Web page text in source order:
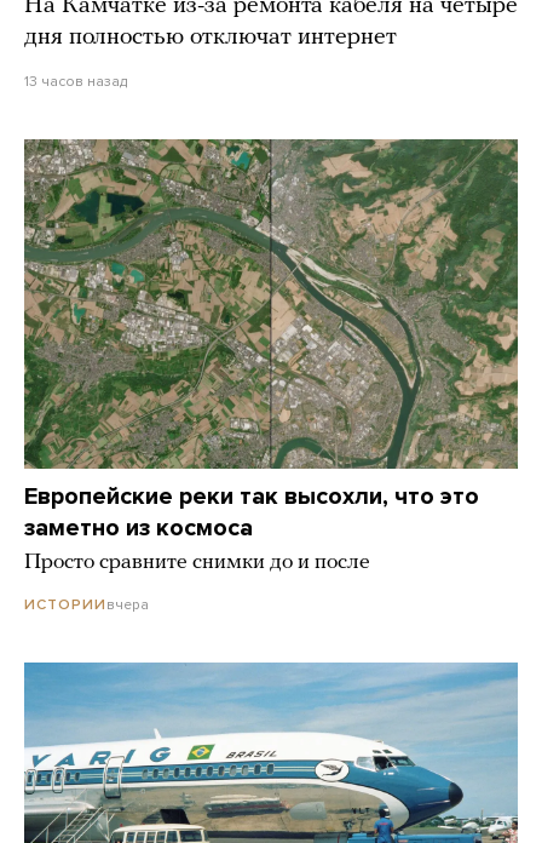
На Камчатке из-за ремонта кабеля на четыре
дня полностью отключат интернет
13 часов назад
Европейские реки так высохли, что это
заметно из космоса
Просто сравните снимки до и после
ИСТОРИИ вчера